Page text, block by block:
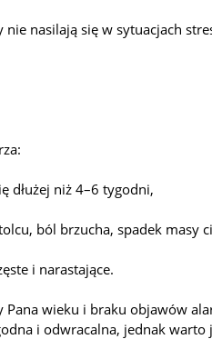
nasilają się w sytuacjach
dłużej niż 4–6 tygodni,
ból brzucha, spadek masy
i narastające.
Pana wieku i braku objawów
i odwracalna, jednak